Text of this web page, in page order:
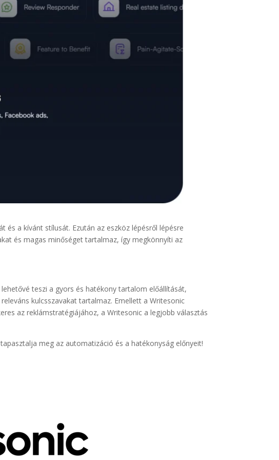
a kívánt stílusát. Ezután az eszköz lépésről lépésre
és magas minőséget tartalmaz, így megkönnyíti az
teszi a gyors és hatékony tartalom előállítását,
kulcsszavakat tartalmaz. Emellett a Writesonic
az reklámstratégiájához, a Writesonic a legjobb választás
meg az automatizáció és a hatékonyság előnyeit!